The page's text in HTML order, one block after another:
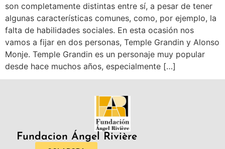
son completamente distintas entre sí, a pesar de tener
algunas características comunes, como, por ejemplo, la
falta de habilidades sociales. En esta ocasión nos
vamos a fijar en dos personas, Temple Grandin y Alonso
Monje. Temple Grandin es un personaje muy popular
desde hace muchos años, especialmente […]
Fundacion Ángel Rivière​